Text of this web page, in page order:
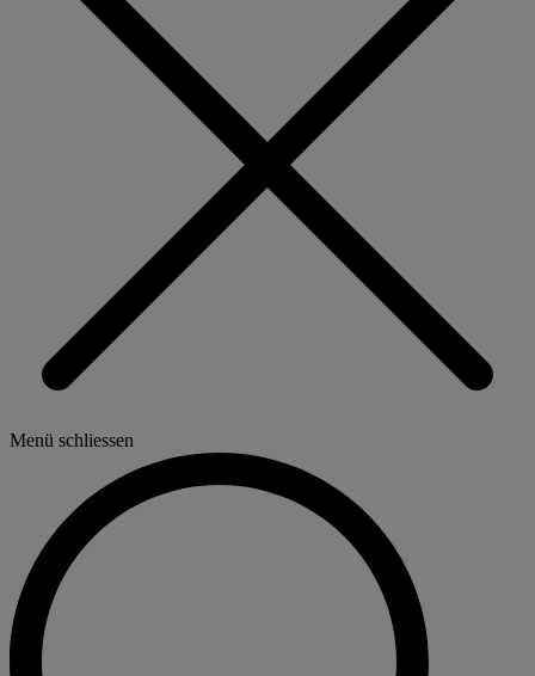
Menü schliessen